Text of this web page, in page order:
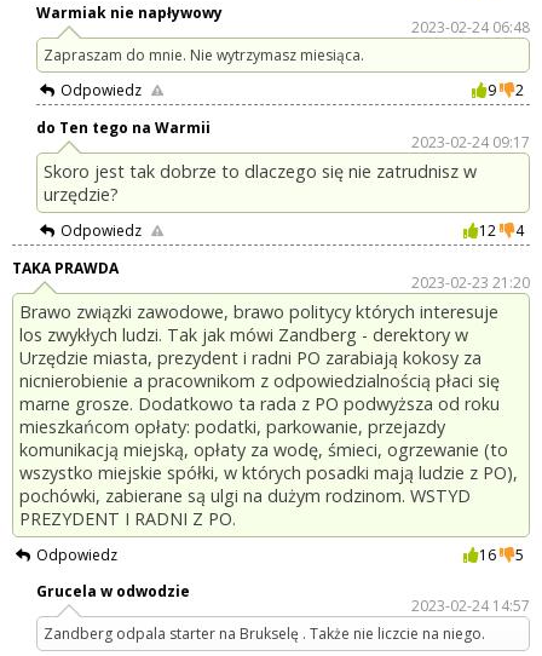
Warmiak nie napływowy
2023-02-24 06:48
Zapraszam do mnie. Nie wytrzymasz miesiąca.
Odpowiedz
9
2
do Ten tego na Warmii
2023-02-24 09:17
Skoro jest tak dobrze to dlaczego się nie zatrudnisz w
urzędzie?
Odpowiedz 12
4
TAKA PRAWDA
2023-02-23 21:20
Brawo związki zawodowe, brawo politycy których interesuje
los zwykłych ludzi. Tak jak mówi Zandberg - derektory w
Urzędzie miasta, prezydent i radni PO zarabiają kokosy za
nicnierobienie a pracownikom z odpowiedzialnością płaci się
marne grosze. Dodatkowo ta rada z PO podwyższa od roku
mieszkańcom opłaty: podatki, parkowanie, przejazdy
komunikacją miejską, opłaty za wodę, śmieci, ogrzewanie (to
wszystko miejskie spółki, w których posadki mają ludzie z PO),
pochówki, zabierane są ulgi na dużym rodzinom. WSTYD
PREZYDENT I RADNI Z PO.
Odpowiedz 16
5
Grucela w odwodzie
2023-02-24 14:57
Zandberg odpala starter na Brukselę . Także nie liczcie na niego.